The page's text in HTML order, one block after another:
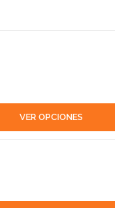
VER OPCIONES